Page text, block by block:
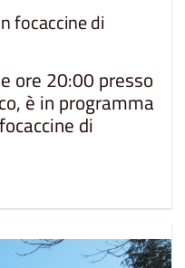
focaccine di
ore 20:00 presso
è in programma
di